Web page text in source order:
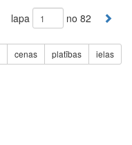
lapa no 82
cenas platības ielas